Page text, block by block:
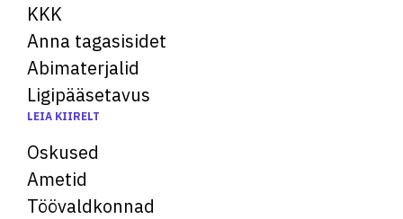
KKK
Anna tagasisidet
Abimaterjalid
Ligipääsetavus
LEIA KIIRELT
Oskused
Ametid
Töövaldkonnad